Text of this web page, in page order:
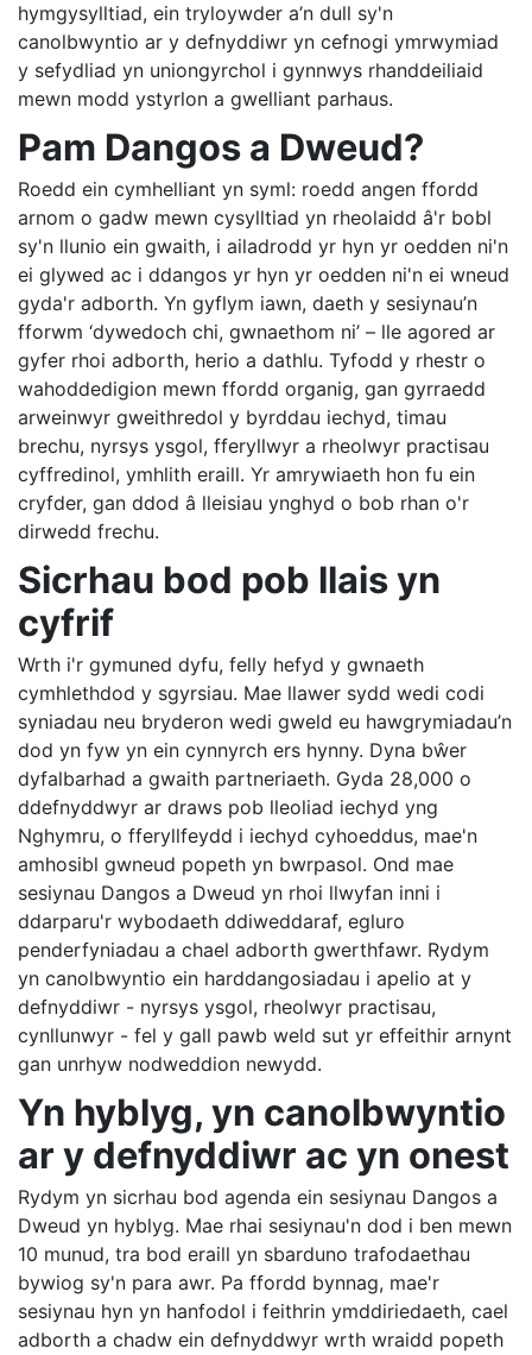
hymgysylltiad, ein tryloywder a’n dull sy'n
canolbwyntio ar y defnyddiwr yn cefnogi ymrwymiad
y sefydliad yn uniongyrchol i gynnwys rhanddeiliaid
mewn modd ystyrlon a gwelliant parhaus.
Pam Dangos a Dweud?
Roedd ein cymhelliant yn syml: roedd angen ffordd
arnom o gadw mewn cysylltiad yn rheolaidd â'r bobl
sy'n llunio ein gwaith, i ailadrodd yr hyn yr oedden ni'n
ei glywed ac i ddangos yr hyn yr oedden ni'n ei wneud
gyda'r adborth. Yn gyflym iawn, daeth y sesiynau’n
fforwm ‘dywedoch chi, gwnaethom ni’ – lle agored ar
gyfer rhoi adborth, herio a dathlu. Tyfodd y rhestr o
wahoddedigion mewn ffordd organig, gan gyrraedd
arweinwyr gweithredol y byrddau iechyd, timau
brechu, nyrsys ysgol, fferyllwyr a rheolwyr practisau
cyffredinol, ymhlith eraill. Yr amrywiaeth hon fu ein
cryfder, gan ddod â lleisiau ynghyd o bob rhan o'r
dirwedd frechu.
Sicrhau bod pob llais yn
cyfrif
Wrth i'r gymuned dyfu, felly hefyd y gwnaeth
cymhlethdod y sgyrsiau. Mae llawer sydd wedi codi
syniadau neu bryderon wedi gweld eu hawgrymiadau’n
dod yn fyw yn ein cynnyrch ers hynny. Dyna bŵer
dyfalbarhad a gwaith partneriaeth. Gyda 28,000 o
ddefnyddwyr ar draws pob lleoliad iechyd yng
Nghymru, o fferyllfeydd i iechyd cyhoeddus, mae'n
amhosibl gwneud popeth yn bwrpasol. Ond mae
sesiynau Dangos a Dweud yn rhoi llwyfan inni i
ddarparu'r wybodaeth ddiweddaraf, egluro
penderfyniadau a chael adborth gwerthfawr. Rydym
yn canolbwyntio ein harddangosiadau i apelio at y
defnyddiwr - nyrsys ysgol, rheolwyr practisau,
cynllunwyr - fel y gall pawb weld sut yr effeithir arnynt
gan unrhyw nodweddion newydd.
Yn hyblyg, yn canolbwyntio
ar y defnyddiwr ac yn onest
Rydym yn sicrhau bod agenda ein sesiynau Dangos a
Dweud yn hyblyg. Mae rhai sesiynau'n dod i ben mewn
10 munud, tra bod eraill yn sbarduno trafodaethau
bywiog sy'n para awr. Pa ffordd bynnag, mae'r
sesiynau hyn yn hanfodol i feithrin ymddiriedaeth, cael
adborth a chadw ein defnyddwyr wrth wraidd popeth